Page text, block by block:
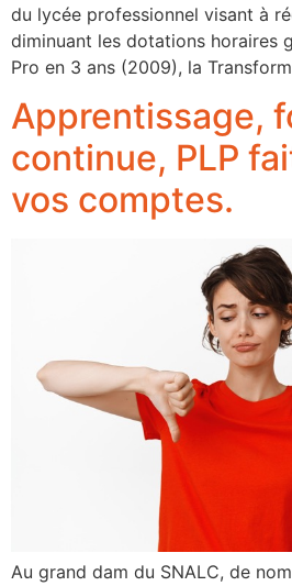
du lycée professionnel visant à
diminuant les dotations horaires
Pro en 3 ans (2009), la
Apprentissage,
continue, PLP
vos comptes.
Au grand dam du SNALC, de